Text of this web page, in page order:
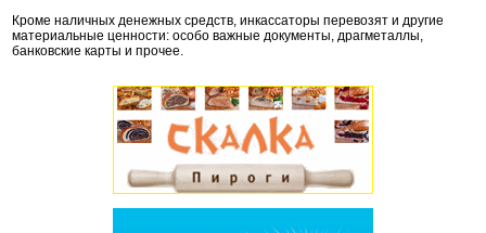
Кроме наличных денежных средств, инкассаторы перевозят и другие
материальные ценности: особо важные документы, драгметаллы,
банковские карты и прочее.